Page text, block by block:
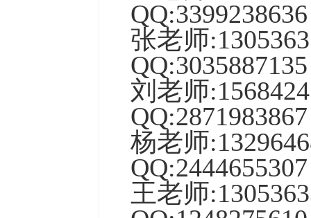
QQ:3399238636
张老师:1305363
QQ:3035887135
刘老师:
QQ:2871983867
杨老师:
QQ:2444655307
王老师